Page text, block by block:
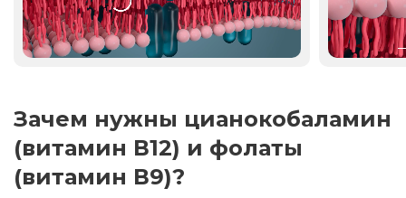
Зачем нужны цианокобаламин
(витамин В12) и фолаты
(витамин В9)?